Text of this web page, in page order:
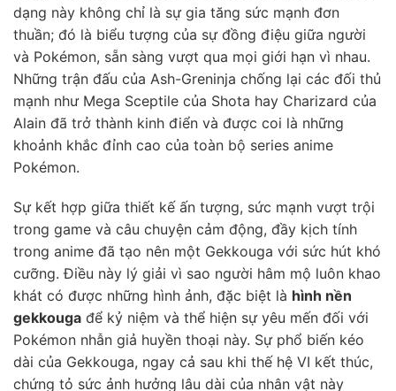
dạng này không chỉ là sự gia tăng sức mạnh đơn
thuần; đó là biểu tượng của sự đồng điệu giữa người
và Pokémon, sẵn sàng vượt qua mọi giới hạn vì nhau.
Những trận đấu của Ash-Greninja chống lại các đối thủ
mạnh như Mega Sceptile của Shota hay Charizard của
Alain đã trở thành kinh điển và được coi là những
khoảnh khắc đỉnh cao của toàn bộ series anime
Pokémon.
Sự kết hợp giữa thiết kế ấn tượng, sức mạnh vượt trội
trong game và câu chuyện cảm động, đầy kịch tính
trong anime đã tạo nên một Gekkouga với sức hút khó
cưỡng. Điều này lý giải vì sao người hâm mộ luôn khao
khát có được những hình ảnh, đặc biệt là hình nền
gekkouga để kỷ niệm và thể hiện sự yêu mến đối với
Pokémon nhẫn giả huyền thoại này. Sự phổ biến kéo
dài của Gekkouga, ngay cả sau khi thế hệ VI kết thúc,
chứng tỏ sức ảnh hưởng lâu dài của nhân vật này